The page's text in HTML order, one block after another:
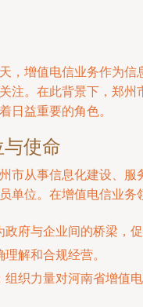
，增值电信业务作为
注。在此背景下，郑
日益重要的角色。
使命
市从事信息化建设、
单位。在增值电信业
政府与企业间的桥梁，
解和合规经营。
组织力量对河南省增值